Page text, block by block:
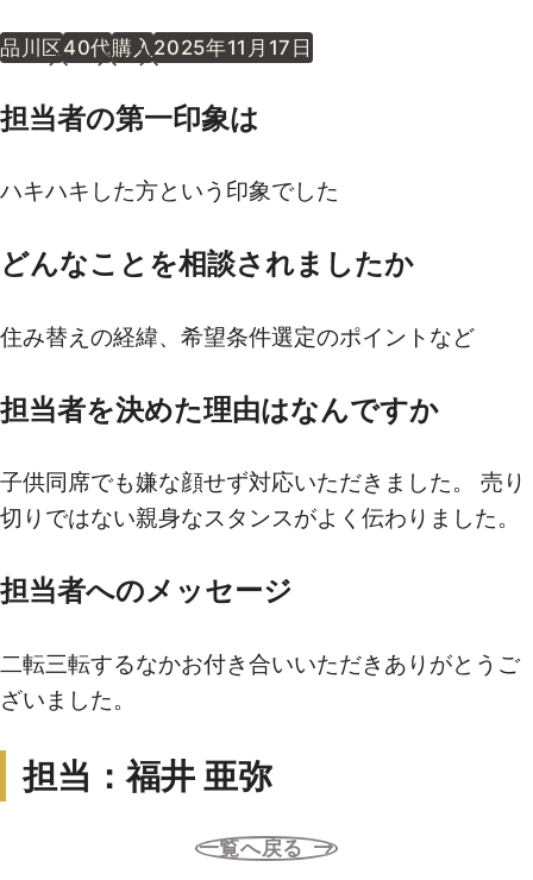
品川区40代購入 2025年11月17日
担当者の第一印象は
ハキハキした方という印象でした
どんなことを相談されましたか
住み替えの経緯、希望条件選定のポイントなど
担当者を決めた理由はなんですか
子供同席でも嫌な顔せず対応いただきました。 売り
切りではない親身なスタンスがよく伝わりました。
担当者へのメッセージ
二転三転するなかお付き合いいただきありがとうご
ざいました。
担当：福井 亜弥
一覧へ戻る
買いたい
エリアから探す